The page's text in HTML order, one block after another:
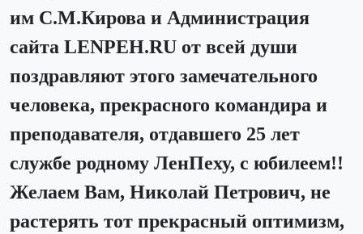
им С.М.Кирова и Администрация
сайта LENPEH.RU от всей души
поздравляют этого замечательного
человека, прекрасного командира и
преподавателя, отдавшего 25 лет
службе родному ЛенПеху, с юбилеем!!
Желаем Вам, Николай Петрович, не
растерять тот прекрасный оптимизм,